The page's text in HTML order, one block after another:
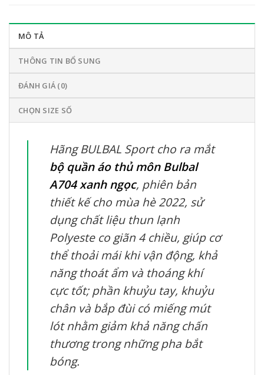
MÔ TẢ
THÔNG TIN BỔ SUNG
ĐÁNH GIÁ (0)
CHỌN SIZE SỐ
Hãng BULBAL Sport cho ra mắt
bộ quần áo thủ môn Bulbal
A704 xanh ngọc, phiên bản
thiết kế cho mùa hè 2022, sử
dụng chất liệu thun lạnh
Polyeste co giãn 4 chiều, giúp cơ
thể thoải mái khi vận động, khả
năng thoát ẩm và thoáng khí
cực tốt; phần khuỷu tay, khuỷu
chân và bắp đùi có miếng mút
lót nhằm giảm khả năng chấn
thương trong những pha bắt
bóng.